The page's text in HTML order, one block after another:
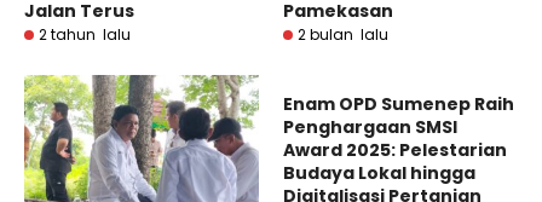
Jalan Terus
2 tahun lalu
Pamekasan
2 bulan lalu
Enam OPD Sumenep Raih
Penghargaan SMSI
Award 2025: Pelestarian
Budaya Lokal hingga
Digitalisasi Pertanian